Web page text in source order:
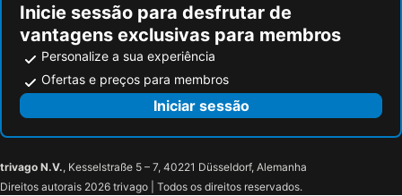
Inicie sessão para desfrutar de
vantagens exclusivas para membros
Personalize a sua experiência
Ofertas e preços para membros
Iniciar sessão
trivago N.V., Kesselstraße 5 – 7, 40221 Düsseldorf, Alemanha
Direitos autorais 2026 trivago | Todos os direitos reservados.